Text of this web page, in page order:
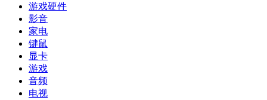
游戏硬件
影音
家电
键鼠
显卡
游戏
音频
电视